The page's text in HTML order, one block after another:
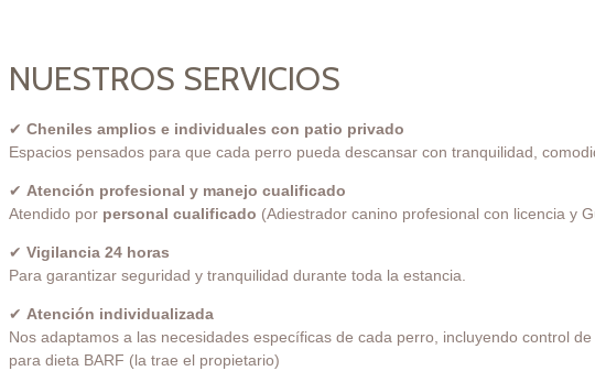
NUESTROS SERVICIOS
✔ Cheniles amplios e individuales con patio privado
Espacios pensados para que cada perro pueda descansar con tranquilidad,
✔ Atención profesional y manejo cualificado
Atendido por personal cualificado (Adiestrador canino profesional con licencia y
✔ Vigilancia 24 horas
Para garantizar seguridad y tranquilidad durante toda la estancia.
✔ Atención individualizada
Nos adaptamos a las necesidades específicas de cada perro, incluyendo control
para dieta BARF (la trae el propietario)